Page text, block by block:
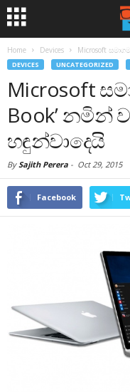
Home Devices Microsoft
DEVICES UNCATEGORIZED
Microsoft
Book’ නමින්
හඳුන්වාදෙයි
BySajith Perera - Oct 29, 2015
Facebook